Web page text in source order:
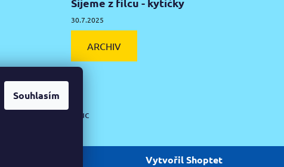
Souhlasím
30.7.2025
ARCHIV
hlína Olomouc
Vytvořil Shoptet